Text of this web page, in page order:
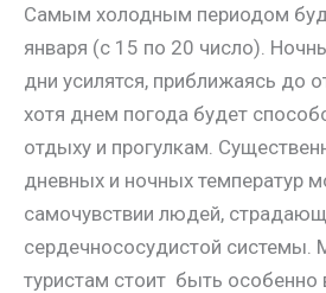
Самым холодным периодом
января (с 15 по 20 число).
дни усилятся, приближаясь до
хотя днем погода будет
отдыху и прогулкам.
дневных и ночных температур
самочувствии людей,
сердечнососудистой системы.
туристам стоит быть особенно